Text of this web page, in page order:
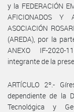
y la FEDERACIÓN
AFICIONADOS Y
ASOCIACIÓN
(AREDA), por la
ANEXO IF-2020-
integrante de la
ARTÍCULO 2º.-
dependiente de la
Tecnológica y